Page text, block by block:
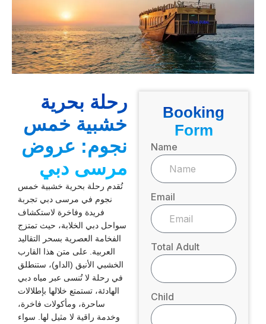
رحلة بحرية
خشبية خمس
نجوم: عروض
مرسى دبي
تُقدم رحلة بحرية خشبية خمس
نجوم في مرسى دبي تجربة
فريدة وفاخرة لاستكشاف
سواحل دبي الخلابة، حيث تمتزج
الفخامة العصرية بسحر التقاليد
العربية. على متن هذا القارب
الخشبي الأنيق (الداو)، ستنطلق
في رحلة لا تُنسى عبر مياه دبي
الهادئة، تستمتع خلالها بإطلالات
ساحرة، ومأكولات فاخرة،
وخدمة راقية لا مثيل لها. سواء
Booking
Form
Name
Email
Total Adult
Child